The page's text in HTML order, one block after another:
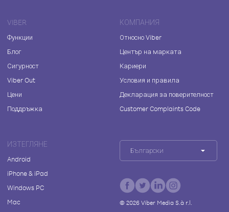
VIBER
Функции
Блог
Сигурност
Viber Out
Цени
Поддръжка
КОМПАНИЯ
Относно Viber
Център на марката
Кариери
Условия и правила
Декларация за поверителност
Customer Complaints Code
ИЗТЕГЛЯНЕ
Android
iPhone & iPad
Windows PC
Mac
Български
© 2026Viber Media S.à r.l.